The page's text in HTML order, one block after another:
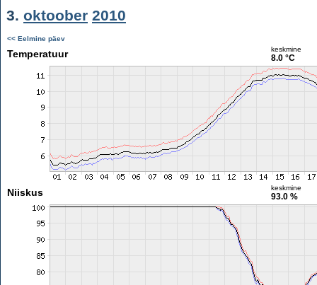
3. oktoober 2010
<< Eelmine päev
Temperatuur keskmine
8.0 °C
Niiskus keskmine
93.0 %